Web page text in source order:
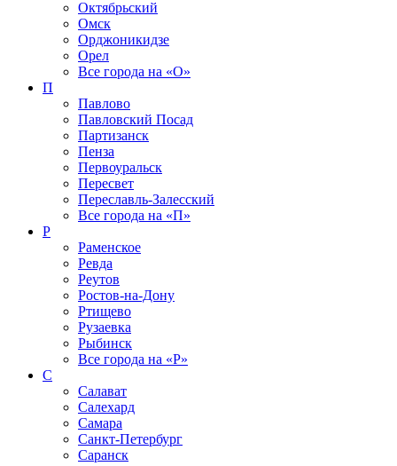
Октябрьский
Омск
Орджоникидзе
Орел
Все города на «О»
П
Павлово
Павловский Посад
Партизанск
Пенза
Первоуральск
Пересвет
Переславль-Залесский
Все города на «П»
Р
Раменское
Ревда
Реутов
Ростов-на-Дону
Ртищево
Рузаевка
Рыбинск
Все города на «Р»
С
Салават
Салехард
Самара
Санкт-Петербург
Саранск